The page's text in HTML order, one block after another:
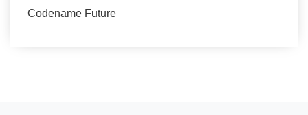
Codename Future